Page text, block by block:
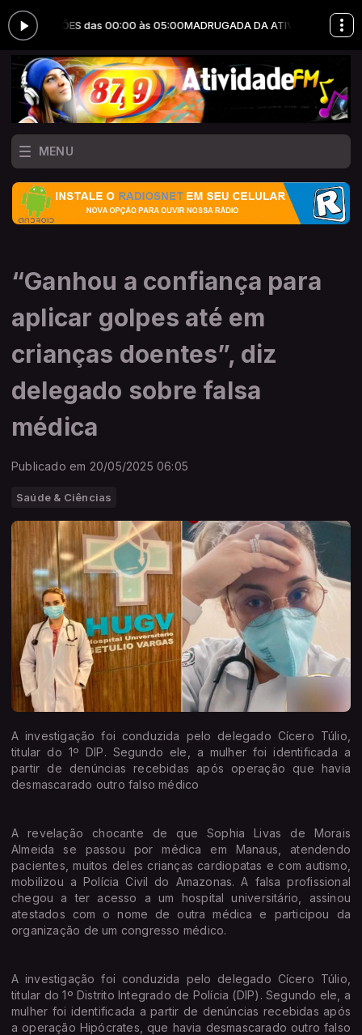
das 00:00 às 05:00 MADRUGADA DA ATIVIDADE com JOTA
MENU
“Ganhou a confiança para
aplicar golpes até em
crianças doentes”, diz
delegado sobre falsa
médica
Publicado em 20/05/2025 06:05
Saúde & Ciências
A investigação foi conduzida pelo delegado Cícero Túlio,
titular do 1º DIP. Segundo ele, a mulher foi identificada a
partir de denúncias recebidas após operação que havia
desmascarado outro falso médico
A revelação chocante de que Sophia Livas de Morais
Almeida se passou por médica em Manaus, atendendo
pacientes, muitos deles crianças cardiopatas e com autismo,
mobilizou a Polícia Civil do Amazonas. A falsa profissional
chegou a ter acesso a um hospital universitário, assinou
atestados com o nome de outra médica e participou da
organização de um congresso médico.
A investigação foi conduzida pelo delegado Cícero Túlio,
titular do 1º Distrito Integrado de Polícia (DIP). Segundo ele, a
mulher foi identificada a partir de denúncias recebidas após
a operação Hipócrates, que havia desmascarado outro falso